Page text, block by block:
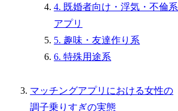
4. 既婚者向け・浮気・不倫系
アプリ
5. 趣味・友達作り系
6. 特殊用途系
マッチングアプリにおける女性の
調子乗りすぎの実態